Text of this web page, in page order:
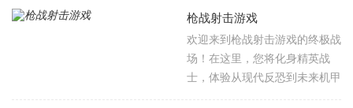
造属于您的醇香传奇吧！
味的好玩游戏。
竞技等全品类。从《使命召唤手
游》的 cinematic 战场到《Apex
英雄》的团队策略，从《香肠派
对》的搞笑吃鸡到《暗区突围》
枪战射击游戏
欢迎来到枪战射击游戏的终极战
场！在这里，您将化身精英战
士，体验从现代反恐到未来机甲